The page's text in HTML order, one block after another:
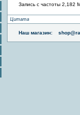
Запись с частоты 2,182
Цитата
Наш магазин: